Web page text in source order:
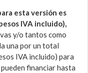
esta versión es
IVA incluido),
y/o tantos como
una por un total
IVA incluido) para
financiar hasta